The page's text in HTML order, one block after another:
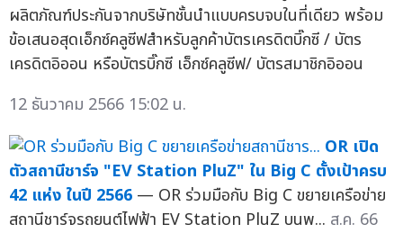
ผลิตภัณฑ์ประกันจากบริษัทชั้นนำแบบครบจบในที่เดียว พร้อม
ข้อเสนอสุดเอ็กซ์คลูซีฟสำหรับลูกค้าบัตรเครดิตบิ๊กซี / บัตร
เครดิตอิออน หรือบัตรบิ๊กซี เอ็กซ์คลูซีฟ/ บัตรสมาชิกอิออน
12 ธันวาคม 2566 15:02 น.
OR เปิด
ตัวสถานีชาร์จ "EV Station PluZ" ใน Big C ตั้งเป้าครบ
42 แห่ง ในปี 2566 — OR ร่วมมือกับ Big C ขยายเครือข่าย
สถานีชาร์จรถยนต์ไฟฟ้า EV Station PluZ บนพ... ส.ค. 66